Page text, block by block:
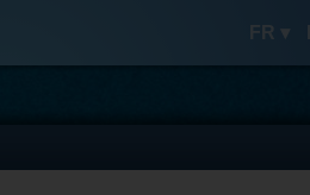
FR ▾